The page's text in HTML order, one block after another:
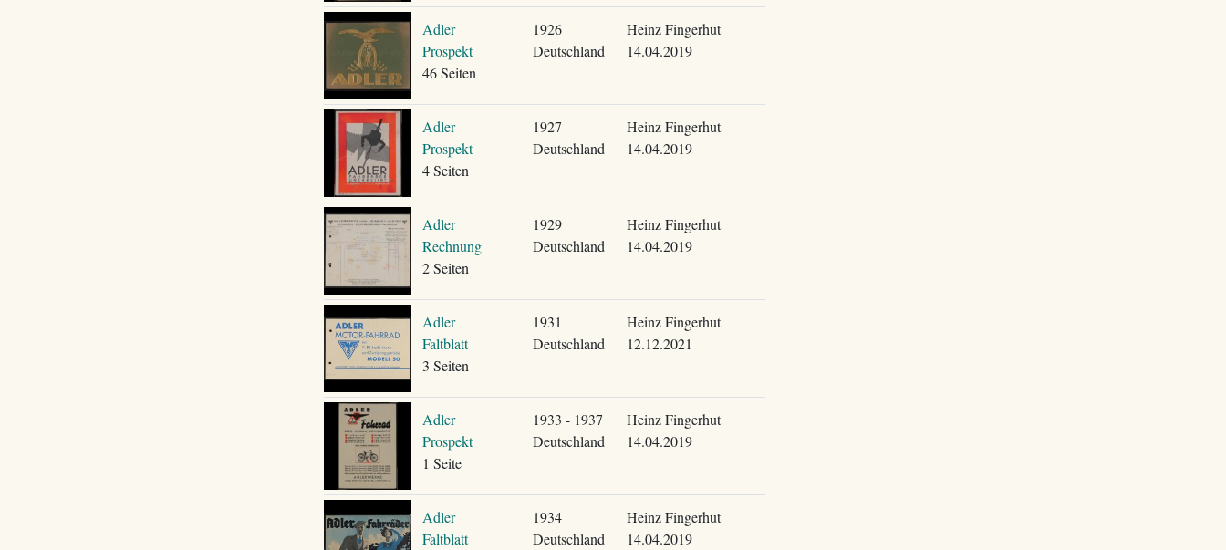
Adler
Prospekt
46 Seiten
1926
Deutschland
Heinz Fingerhut
14.04.2019
Adler
Prospekt
4 Seiten
1927
Deutschland
Heinz Fingerhut
14.04.2019
Adler
Rechnung
2 Seiten
1929
Deutschland
Heinz Fingerhut
14.04.2019
Adler
Faltblatt
3 Seiten
1931
Deutschland
Heinz Fingerhut
12.12.2021
Adler
Prospekt
1 Seite
1933 - 1937
Deutschland
Heinz Fingerhut
14.04.2019
Adler
Faltblatt
1934
Deutschland
Heinz Fingerhut
14.04.2019